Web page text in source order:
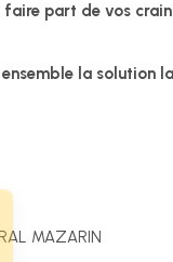
faire part de vos
la solution
MAZARIN